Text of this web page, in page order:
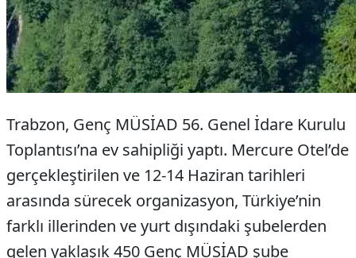
Trabzon, Genç MÜSİAD 56. Genel İdare Kurulu
Toplantısı’na ev sahipliği yaptı. Mercure Otel’de
gerçekleştirilen ve 12-14 Haziran tarihleri
arasında sürecek organizasyon, Türkiye’nin
farklı illerinden ve yurt dışındaki şubelerden
gelen yaklaşık 450 Genç MÜSİAD şube